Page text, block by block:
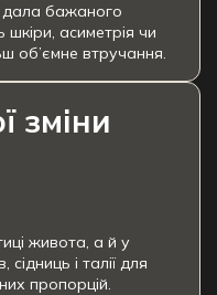
дала бажаного
шкіри, асиметрія чи
об’ємне втручання.
зміни
живота, а й у
сідниць і талії для
пропорцій.